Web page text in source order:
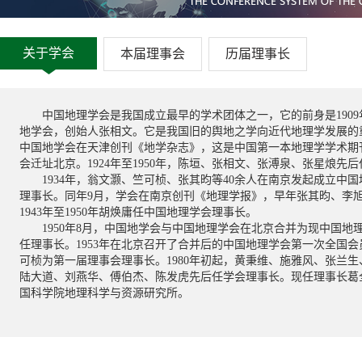
2026-07
Geographies, ICPG）在南京大学举行。会议由南京大学与中国
Geographies in an Era of Demographic Transition）”为主题，汇聚
位专家学者，围绕人口地理学的前沿议题，共同探讨全球人口转
10
2026-06
的200余位专家学者和研究生参会，围绕全球变化背景下流域人
会经济转型、黄河国家战略等议题展开深入研讨。本次会议由中
办，太原师范学院地理科学学院承办，山西师范大学地理科学
环境学院、忻州师范学院地理系协办。
06
2026-06
2026年中国城市与区域管理学术年会在安徽芜湖成功举
5月22-24日，2026年中国城市与区域管理学术年会在安徽芜湖成
国地理学会城市与区域管理专业委员会主办，安徽师范大学地理
省地理学会、江淮流域地表过程与区域响应安徽省重点实验室
学院、北京大学、武汉大学、中山大学、北京师范大学、华东
所的专家、学者及研究生共200余人参加会议。
20
2026-05
中国地理学会水文地理专业委员会2026年学术年会在长
2026年5月15-17日，中国地理学会水文地理专业委员会2026年
举行。来自全国150多家高校、科研院所及行业部门的700余名
关于学会 本届理事会 历届理事长
中国地理学会是我国成立最早的学术团体之一，它的前身是
地学会，创始人张相文。它是我国旧的舆地之学向近代地理学发展的
中国地学会在天津创刊《地学杂志》，这是中国第一本地理学学术期
会迁址北京。1924年至1950年，陈垣、张相文、张溥泉、张星烺先
1934年，翁文灏、竺可桢、张其昀等40余人在南京发起成立中
理事长。同年9月，学会在南京创刊《地理学报》，早年张其昀、李
1943年至1950年胡焕庸任中国地理学会理事长。
1950年8月，中国地学会与中国地理学会在北京合并为现中国地
任理事长。1953年在北京召开了合并后的中国地理学会第一次全国
可桢为第一届理事会理事长。1980年初起，黄秉维、施雅风、张兰
陆大道、刘燕华、傅伯杰、陈发虎先后任学会理事长。现任理事长
国科学院地理科学与资源研究所。
地球信息 历史地理 全球数据化